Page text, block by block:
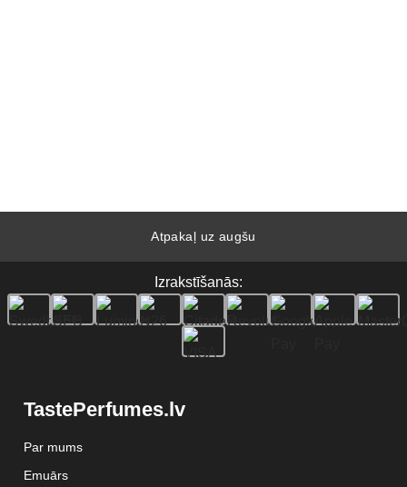
Atpakaļ uz augšu
Izrakstīšanās:
TastePerfumes.lv
Par mums
Emuārs